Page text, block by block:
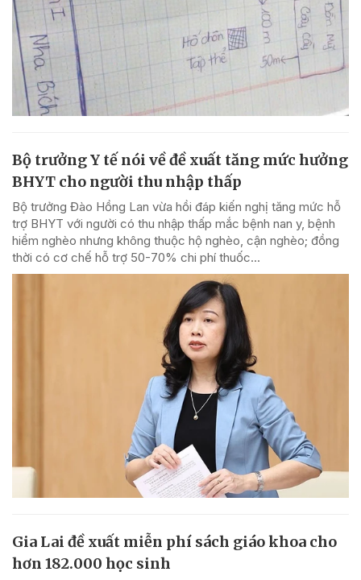
Bộ trưởng Y tế nói về đề xuất tăng mức hưởng
BHYT cho người thu nhập thấp
Bộ trưởng Đào Hồng Lan vừa hồi đáp kiến nghị tăng mức hỗ
trợ BHYT với người có thu nhập thấp mắc bệnh nan y, bệnh
hiểm nghèo nhưng không thuộc hộ nghèo, cận nghèo; đồng
thời có cơ chế hỗ trợ 50-70% chi phí thuốc...
Gia Lai đề xuất miễn phí sách giáo khoa cho
hơn 182.000 học sinh